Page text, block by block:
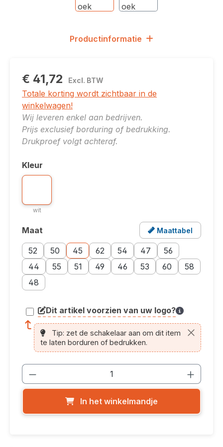
Productinformatie
€ 41,72 Excl. BTW
Totale korting wordt zichtbaar in de
winkelwagen!
Wij leveren enkel aan bedrijven.
Prijs exclusief borduring of bedrukking.
Drukproef volgt achteraf.
Selecteer
Kleur
Kleuroptie: wit
wit
Selecteer
Maat Maattabel
Opent een popup met de maattabel voor dit
52
Maatoptie: 52
50
Maatoptie: 50
45
Maatoptie: 45
62
Maatoptie: 62
54
Maatoptie: 54
47
Maatoptie: 47
56
Maatoptie: 56
44
Maatoptie: 44
55
Maatoptie: 55
51
Maatoptie: 51
49
Maatoptie: 49
46
Maatoptie: 46
53
Maatoptie: 53
60
Maatoptie: 60
58
Maatoptie:
48
Maatoptie: 48
Dit artikel voorzien van uw logo?
article.printing.helptext
Tip: zet de schakelaar aan om dit item
te laten borduren of bedrukken.
Producthoeveelheid: Voer de
In het winkelmandje